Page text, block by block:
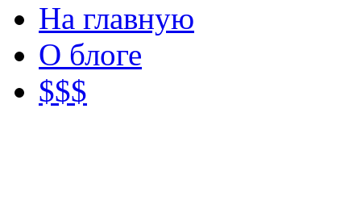
На главную
О блоге
$$$